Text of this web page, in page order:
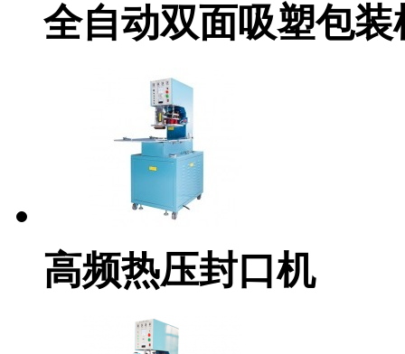
全自动双面吸塑包装
高频热压封口机